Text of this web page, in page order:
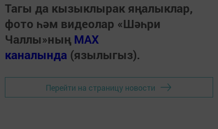
Тагы да кызыклырак яңалыклар,
фото һәм видеолар «Шәһри
Чаллы»ның MAX
каналында (язылыгыз).
Перейти на страницу новости